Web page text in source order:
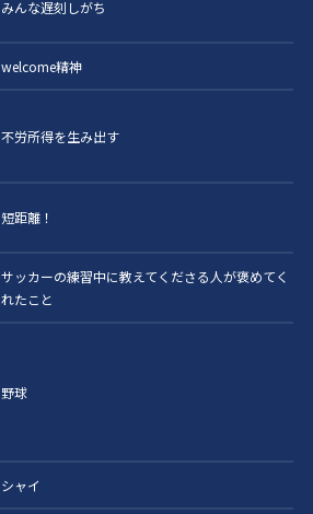
みんな遅刻しがち
welcome精神
不労所得を生み出す
短距離！
サッカーの練習中に教えてくださる人が褒めてく
れたこと
野球
シャイ